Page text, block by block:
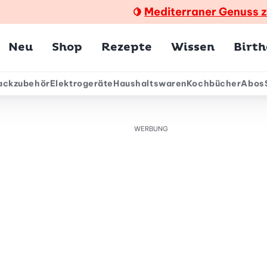
🍋 Mediterraner Genuss
Neu Shop Rezepte Wissen
ElektrogeräteHaushaltswarenKochbücherAbos
WERBUNG